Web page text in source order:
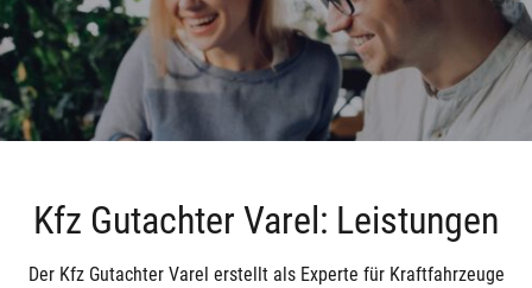
Kfz Gutachter Varel: Leistungen
Der Kfz Gutachter Varel erstellt als Experte für Kraftfahrzeuge